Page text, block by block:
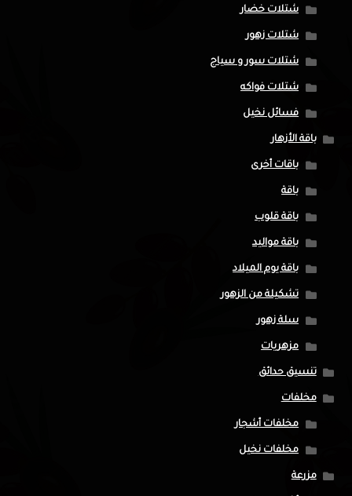
شتلات خضار
شتلات زهور
شتلات سور و سياج
شتلات فواكه
فسائل نخيل
باقة الأزهار
باقات أخرى
باقة
باقة قلوب
باقة مواليد
باقة يوم الميلاد
تشكيلة من الزهور
سلة زهور
مزهريات
تنسيق حدائق
مخلفات
مخلفات أشجار
مخلفات نخيل
مزرعة